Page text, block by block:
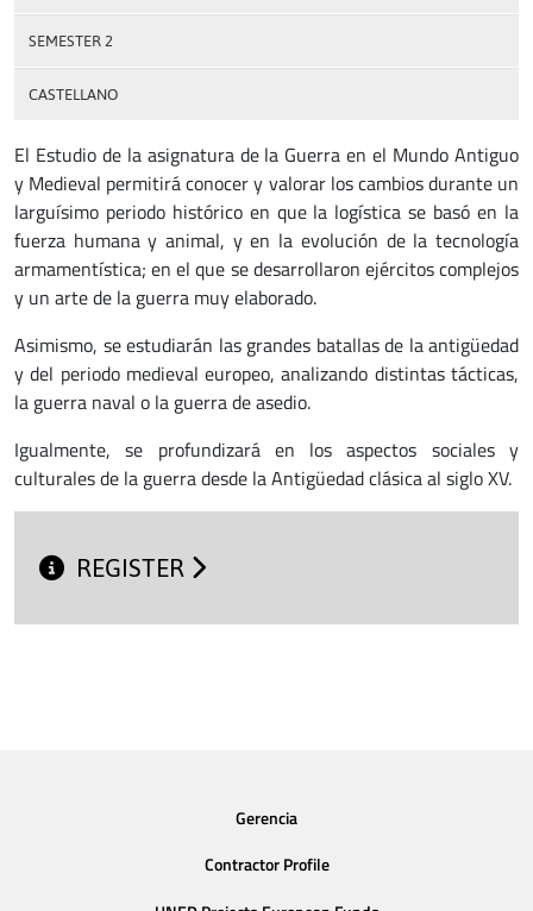
SEMESTER 2
CASTELLANO
El Estudio de la asignatura de la Guerra en el Mundo Antiguo
y Medieval permitirá conocer y valorar los cambios durante un
larguísimo periodo histórico en que la logística se basó en la
fuerza humana y animal, y en la evolución de la tecnología
armamentística; en el que se desarrollaron ejércitos complejos
y un arte de la guerra muy elaborado.
Asimismo, se estudiarán las grandes batallas de la antigüedad
y del periodo medieval europeo, analizando distintas tácticas,
la guerra naval o la guerra de asedio.
Igualmente, se profundizará en los aspectos sociales y
culturales de la guerra desde la Antigüedad clásica al siglo XV.
REGISTER
Gerencia
Contractor Profile